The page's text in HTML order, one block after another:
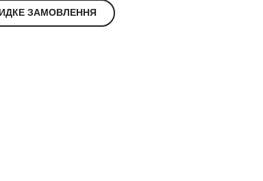
ЗАМОВЛЕННЯ